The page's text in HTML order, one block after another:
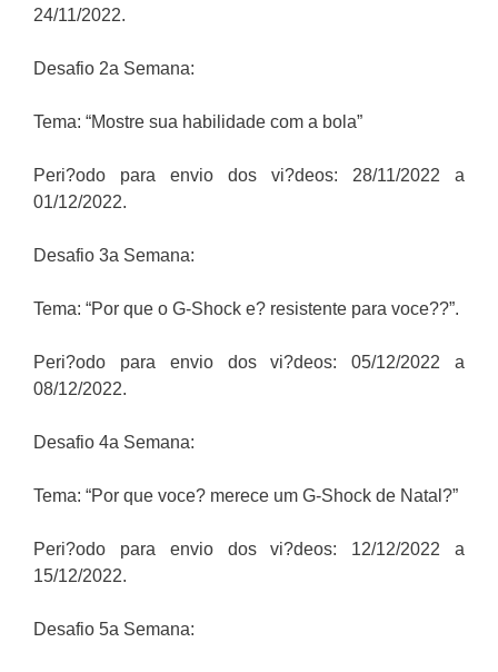
24/11/2022.
Desafio 2a Semana:
Tema: “Mostre sua habilidade com a bola”
Peri?odo para envio dos vi?deos: 28/11/2022 a
01/12/2022.
Desafio 3a Semana:
Tema: “Por que o G-Shock e? resistente para voce??”.
Peri?odo para envio dos vi?deos: 05/12/2022 a
08/12/2022.
Desafio 4a Semana:
Tema: “Por que voce? merece um G-Shock de Natal?”
Peri?odo para envio dos vi?deos: 12/12/2022 a
15/12/2022.
Desafio 5a Semana: